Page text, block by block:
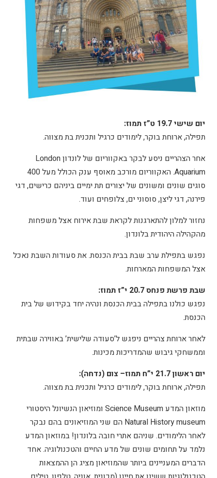
יום שישי 19.7 ט”ז תמוז:
תפילה, ארוחת בוקר, לימודים כרגיל ותכנית בת מצווה.
אחר הצהריים ניסע לבקר באקווריום של לונדון London
Aquarium. האקווריום מורכב מאוסף ענק הכולל מעל 400
סוגים שונים ומשונים של יצורים תת ימיים ביניהם כרישים, דגי
פירנה, דגי ליצן, סוסוני ים, צלופחים ועוד.
נחזור למלון להתארגנות לקראת שבת אירוח אצל משפחות
מהקהילה היהודית בלונדון.
נפגש בתפילת ערב שבת בבית הכנסת. את סעודות השבת נאכל
אצל המשפחות המארחות.
שבת פרשת פנחס 20.7 י”ז תמוז:
נפגש כולנו בתפילה בבית הכנסת ונהיה יחד בקידוש של בית
הכנסת.
לאחר ארוחת צהריים ניפגש ל’סעודה שלישית’ באווירה שבתית
וממשחקי גיבוש שהמדריכות מכינות.
יום ראשון 21.7 י”ח תמוז– צום (נדחה):
תפילה, ארוחת בוקר, לימודים כרגיל ותכנית בת מצווה.
מוזאון המדע Science Museum ומוזיאון הנשיונל היסטורי
Natural History museum הם שני המוזיאונים בהם נבקר
לאחר הלימודים. שניהם אתרי חובה בלונדון! במוזאון המדע
נלמד על תחומים שונים של מדע החיים והטכנולוגיה. אחד
הדברים המעניינים ביותר שהמוזיאון מציג הן ההמצאות